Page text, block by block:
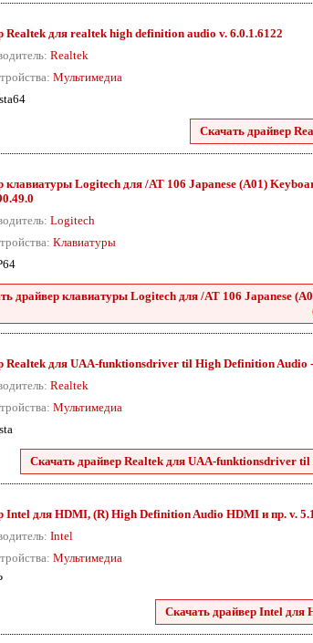
Realtek для realtek high definition audio v. 6.0.1.6122
Realtek
Мультимедиа
Скачать драйвер
клавиатуры Logitech для /AT 106 Japanese (A01)
Logitech
Клавиатуры
драйвер клавиатуры Logitech для /AT 106 Japanese
Realtek для UAA-funktionsdriver til High Definition Audio
Realtek
Мультимедиа
Скачать драйвер Realtek для UAA-funktionsdriver
Intel для HDMI, (R) High Definition Audio HDMI и пр. v.
Intel
Мультимедиа
Скачать драйвер Intel